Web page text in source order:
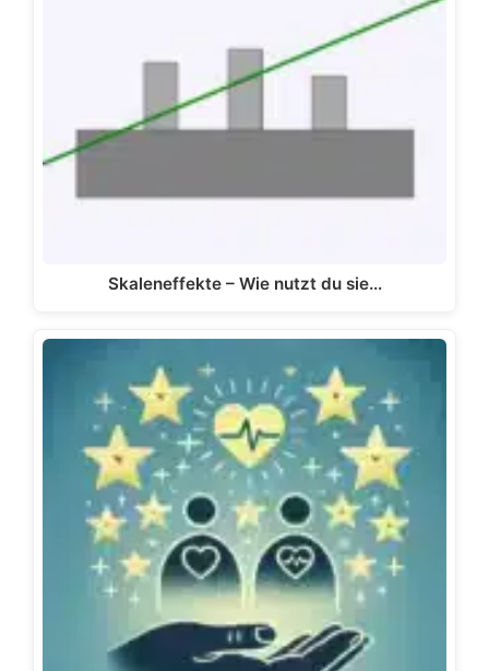
Skaleneffekte – Wie nutzt du sie…